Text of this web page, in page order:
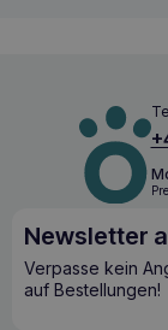
Kontrolliert
Belastung
gleichzeitig
Niedriger
Gesundheit
Klinisch
natürliche
Newsletter
Verpasse kein
auf Bestellungen!